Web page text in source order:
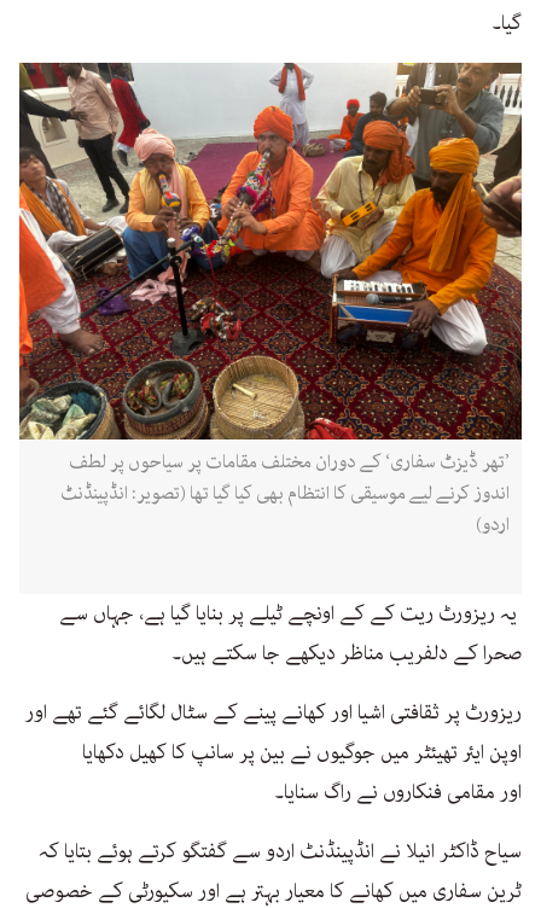
گیا۔
’تھر ڈیزٹ سفاری‘ کے دوران مختلف مقامات پر سیاحوں پر لطف
اندوز کرنے لیے موسیقی کا انتظام بھی کیا گیا تھا (تصویر: انڈپینڈنٹ
اردو)
یہ ریزورٹ ریت کے کے اونچے ٹیلے پر بنایا گیا ہے، جہاں سے
صحرا کے دلفریب مناظر دیکھے جا سکتے ہیں۔
ریزورٹ پر ثقافتی اشیا اور کھانے پینے کے سٹال لگائے گئے تھے اور
اوپن ایئر تھیئٹر میں جوگیوں نے بین پر سانپ کا کھیل دکھایا
اور مقامی فنکاروں نے راگ سنایا۔
سیاح ڈاکٹر انیلا نے انڈپینڈنٹ اردو سے گفتگو کرتے ہوئے بتایا کہ
ٹرین سفاری میں کھانے کا معیار بہتر ہے اور سکیورٹی کے خصوصی